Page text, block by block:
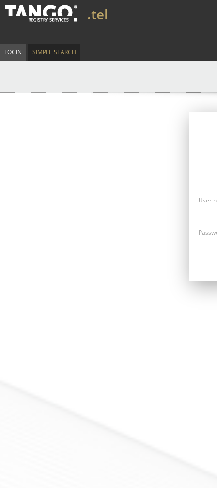
.tel
LOGIN SIMPLE SEARCH
User